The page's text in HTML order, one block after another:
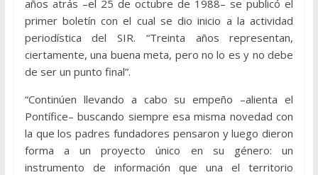
años atrás –el 25 de octubre de 1988– se publicó el
primer boletín con el cual se dio inicio a la actividad
periodística del SIR. “Treinta años representan,
ciertamente, una buena meta, pero no lo es y no debe
de ser un punto final”.
“Continúen llevando a cabo su empeño –alienta el
Pontífice– buscando siempre esa misma novedad con
la que los padres fundadores pensaron y luego dieron
forma a un proyecto único en su género: un
instrumento de información que una el territorio